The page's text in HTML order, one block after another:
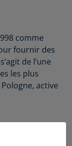
comme
fournir des
de l’une
les plus
active